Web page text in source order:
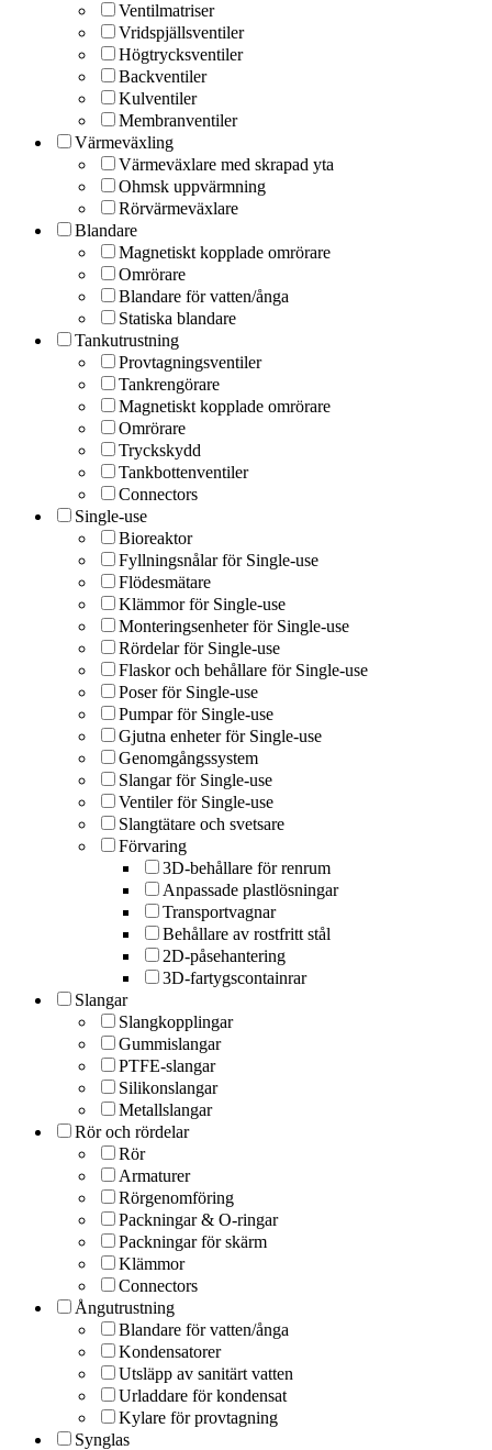
Ventilmatriser
Vridspjällsventiler
Högtrycksventiler
Backventiler
Kulventiler
Membranventiler
Värmeväxling
Värmeväxlare med skrapad yta
Ohmsk uppvärmning
Rörvärmeväxlare
Blandare
Magnetiskt kopplade omrörare
Omrörare
Blandare för vatten/ånga
Statiska blandare
Tankutrustning
Provtagningsventiler
Tankrengörare
Magnetiskt kopplade omrörare
Omrörare
Tryckskydd
Tankbottenventiler
Connectors
Single-use
Bioreaktor
Fyllningsnålar för Single-use
Flödesmätare
Klämmor för Single-use
Monteringsenheter för Single-use
Rördelar för Single-use
Flaskor och behållare för Single-use
Poser för Single-use
Pumpar för Single-use
Gjutna enheter för Single-use
Genomgångssystem
Slangar för Single-use
Ventiler för Single-use
Slangtätare och svetsare
Förvaring
3D-behållare för renrum
Anpassade plastlösningar
Transportvagnar
Behållare av rostfritt stål
2D-påsehantering
3D-fartygscontainrar
Slangar
Slangkopplingar
Gummislangar
PTFE-slangar
Silikonslangar
Metallslangar
Rör och rördelar
Rör
Armaturer
Rörgenomföring
Packningar & O-ringar
Packningar för skärm
Klämmor
Connectors
Ångutrustning
Blandare för vatten/ånga
Kondensatorer
Utsläpp av sanitärt vatten
Urladdare för kondensat
Kylare för provtagning
Synglas